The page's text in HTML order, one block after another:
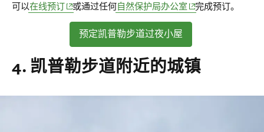
可以在线预订(opens in new window)
或通过任何自然保护局办公室(opens in new
完成预订。
预定凯普勒步道过夜小屋
4. 凯普勒步道附近的城镇